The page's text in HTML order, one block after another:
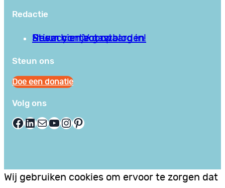
Redactie
Privacy en Voorwaarden
Stuur hier je gastblog in!
Neem contact op
Steun ons
Doe een donatie
Volg ons
Facebook LinkedIn E-mail YouTube InstagramPinterest
Wij gebruiken cookies om ervoor te zorgen dat